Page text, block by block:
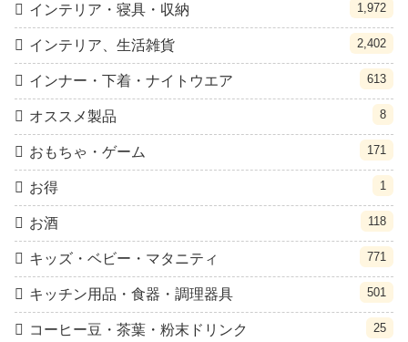
インテリア・寝具・収納 1,972
インテリア、生活雑貨 2,402
インナー・下着・ナイトウエア 613
オススメ製品 8
おもちゃ・ゲーム 171
お得 1
お酒 118
キッズ・ベビー・マタニティ 771
キッチン用品・食器・調理器具 501
コーヒー豆・茶葉・粉末ドリンク 25